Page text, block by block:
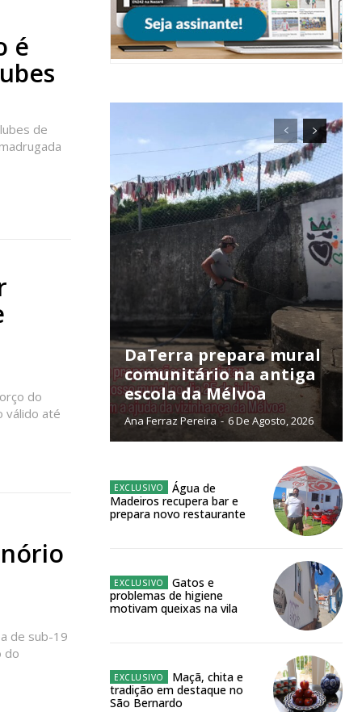
online
é
de
do
válido até
de sub-19
do
DaTerra prepara mural
comunitário na antiga
escola da Mélvoa
Ana Ferraz Pereira - 6 De Agosto, 2026
Água de
Madeiros recupera bar e
prepara novo restaurante
Gatos e
problemas de higiene
motivam queixas na vila
Maçã, chita e
tradição em destaque no
São Bernardo